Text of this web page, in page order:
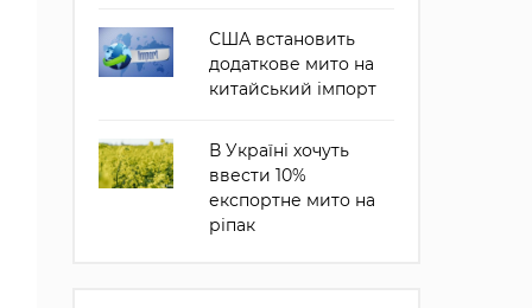
США встановить
додаткове мито на
китайський імпорт
В Україні хочуть
ввести 10%
експортне мито на
ріпак